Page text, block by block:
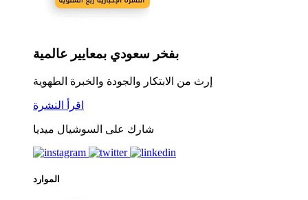
بفخر سعودي بمعايير عالمية
إرث من الابتكار والجودة والخبرة الطهوية
اقرأ النشرة
شارك على السوشيال ميديا
الموارد